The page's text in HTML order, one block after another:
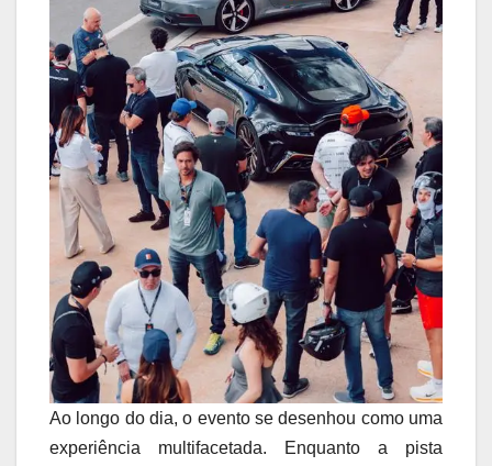
Ao longo do dia, o evento se desenhou como uma
experiência multifacetada. Enquanto a pista